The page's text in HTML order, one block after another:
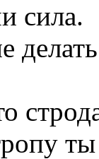
сила.